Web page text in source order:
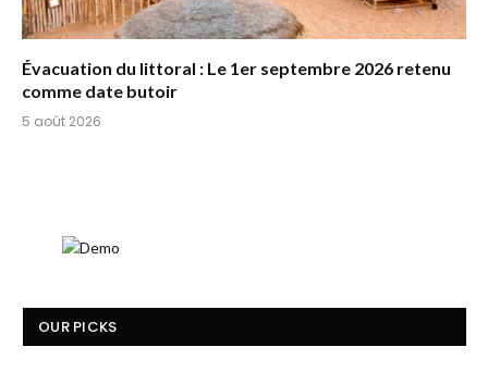
Évacuation du littoral : Le 1er septembre 2026 retenu
comme date butoir
5 août 2026
OUR PICKS